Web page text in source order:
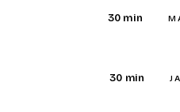
30 min
30 min